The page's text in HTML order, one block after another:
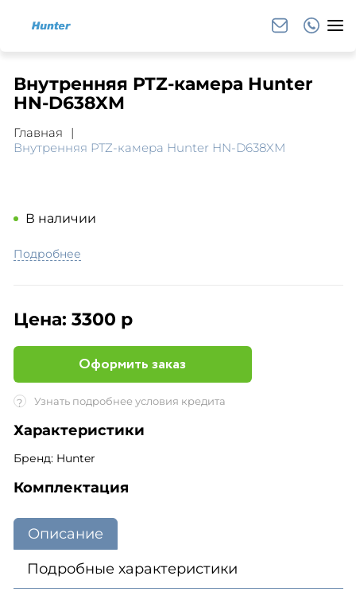
Внутренняя PTZ-камера Hunter
HN-D638XM
Главная
Внутренняя PTZ-камера Hunter HN-D638XM
В наличии
Подробнее
Цена: 3300 р
Оформить заказ
? Узнать подробнее условия кредита
Характеристики
Бренд: Hunter
Комплектация
Описание
Подробные характеристики